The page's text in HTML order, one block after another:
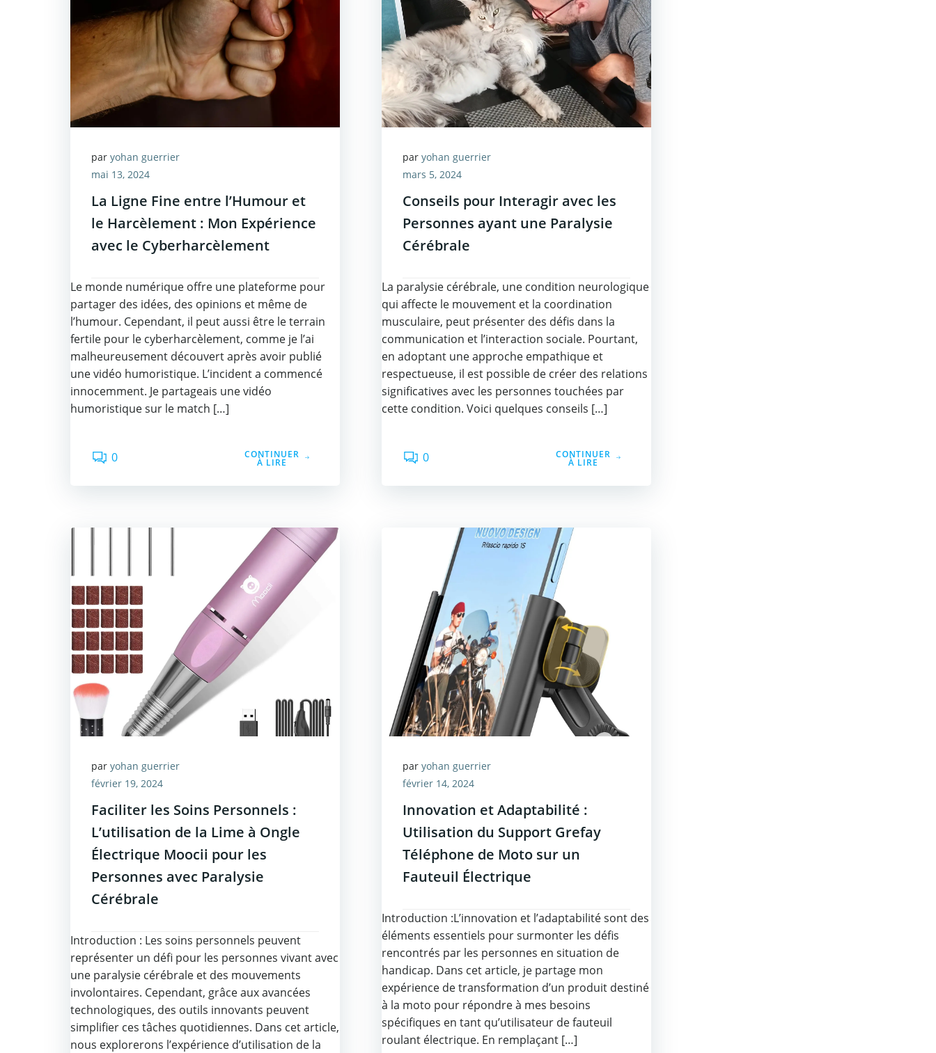
par yohan guerrier
mai 13, 2024
La Ligne Fine entre l’Humour et
le Harcèlement : Mon Expérience
avec le Cyberharcèlement
Le monde numérique offre une plateforme pour
partager des idées, des opinions et même de
l’humour. Cependant, il peut aussi être le terrain
fertile pour le cyberharcèlement, comme je l’ai
malheureusement découvert après avoir publié
une vidéo humoristique. L’incident a commencé
innocemment. Je partageais une vidéo
humoristique sur le match […]
0 CONTINUER
À LIRE
par yohan guerrier
mars 5, 2024
Conseils pour Interagir avec les
Personnes ayant une Paralysie
Cérébrale
La paralysie cérébrale, une condition neurologique
qui affecte le mouvement et la coordination
musculaire, peut présenter des défis dans la
communication et l’interaction sociale. Pourtant,
en adoptant une approche empathique et
respectueuse, il est possible de créer des relations
significatives avec les personnes touchées par
cette condition. Voici quelques conseils […]
0 CONTINUER
À LIRE
par yohan guerrier
février 19, 2024
Faciliter les Soins Personnels :
L’utilisation de la Lime à Ongle
Électrique Moocii pour les
Personnes avec Paralysie
Cérébrale
Introduction : Les soins personnels peuvent
représenter un défi pour les personnes vivant avec
une paralysie cérébrale et des mouvements
involontaires. Cependant, grâce aux avancées
technologiques, des outils innovants peuvent
simplifier ces tâches quotidiennes. Dans cet article,
nous explorerons l’expérience d’utilisation de la
par yohan guerrier
février 14, 2024
Innovation et Adaptabilité :
Utilisation du Support Grefay
Téléphone de Moto sur un
Fauteuil Électrique
Introduction :L’innovation et l’adaptabilité sont des
éléments essentiels pour surmonter les défis
rencontrés par les personnes en situation de
handicap. Dans cet article, je partage mon
expérience de transformation d’un produit destiné
à la moto pour répondre à mes besoins
spécifiques en tant qu’utilisateur de fauteuil
roulant électrique. En remplaçant […]